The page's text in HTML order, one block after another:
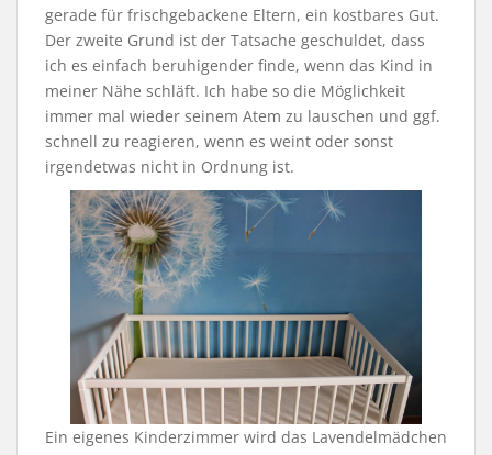
gerade für frischgebackene Eltern, ein kostbares Gut.
Der zweite Grund ist der Tatsache geschuldet, dass
ich es einfach beruhigender finde, wenn das Kind in
meiner Nähe schläft. Ich habe so die Möglichkeit
immer mal wieder seinem Atem zu lauschen und ggf.
schnell zu reagieren, wenn es weint oder sonst
irgendetwas nicht in Ordnung ist.
Ein eigenes Kinderzimmer wird das Lavendelmädchen